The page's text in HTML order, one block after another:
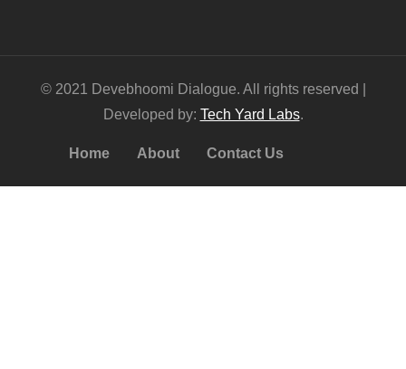
© 2021 Devebhoomi Dialogue. All rights reserved |
Developed by: Tech Yard Labs.
Home About Contact Us